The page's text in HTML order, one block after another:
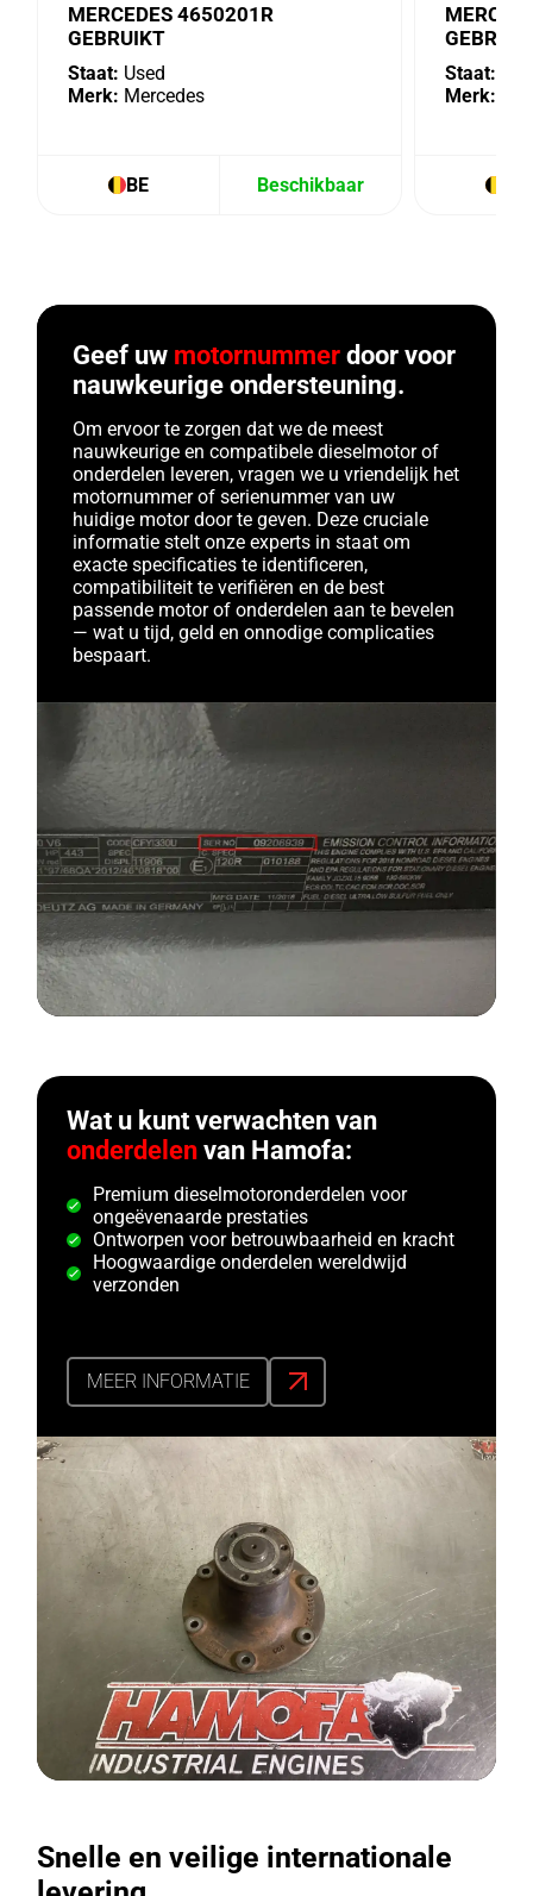
MERCEDES 4650201R
GEBRUIKT
Staat: Used
Merk: Mercedes
BE Beschikbaar
Staat:
Merk:
Geef uw motornummer door voor
nauwkeurige ondersteuning.
Om ervoor te zorgen dat we de meest
nauwkeurige en compatibele dieselmotor of
onderdelen leveren, vragen we u vriendelijk het
motornummer of serienummer van uw
huidige motor door te geven. Deze cruciale
informatie stelt onze experts in staat om
exacte specificaties te identificeren,
compatibiliteit te verifiëren en de best
passende motor of onderdelen aan te bevelen
— wat u tijd, geld en onnodige complicaties
bespaart.
Wat u kunt verwachten van
onderdelen van Hamofa:
Premium dieselmotoronderdelen voor
ongeëvenaarde prestaties
Ontworpen voor betrouwbaarheid en kracht
Hoogwaardige onderdelen wereldwijd
verzonden
MEER INFORMATIE
Snelle en veilige internationale